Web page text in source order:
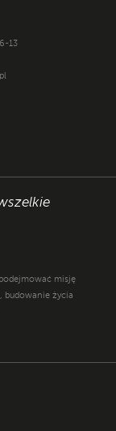
13
misję
budowanie życia